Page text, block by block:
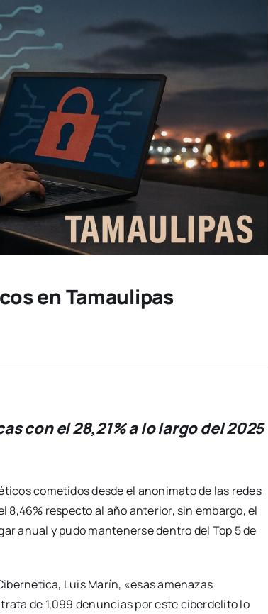
en Tamaulipas
con el 28,21% a lo largo del 2025
cometidos desde el anonimato de las redes
respecto al año anterior, sin embargo, el
anual y pudo mantenerse dentro del Top 5 de
Luis Marín, «esas amenazas
de 1,099 denuncias por este ciberdelito lo